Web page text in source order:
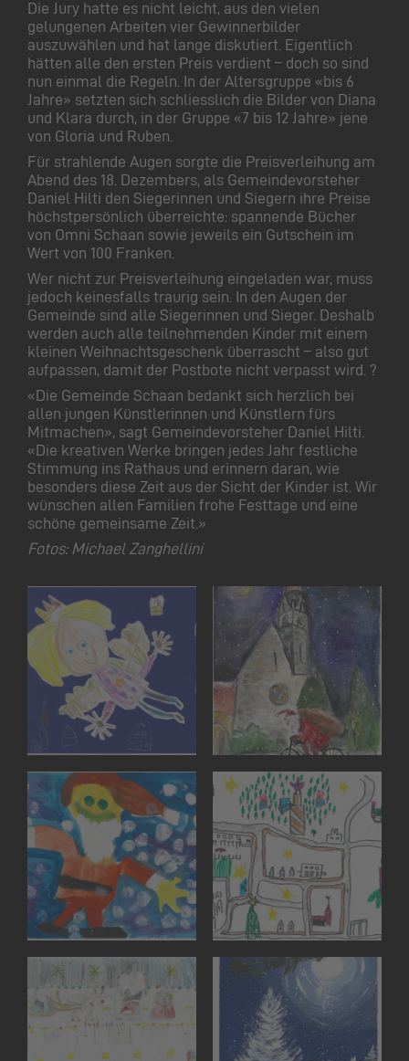
Die Jury hatte es nicht leicht, aus den vielen
gelungenen Arbeiten vier Gewinnerbilder
auszuwählen und hat lange diskutiert. Eigentlich
hätten alle den ersten Preis verdient – doch so sind
nun einmal die Regeln. In der Altersgruppe «bis 6
Jahre» setzten sich schliesslich die Bilder von Diana
und Klara durch, in der Gruppe «7 bis 12 Jahre» jene
von Gloria und Ruben.
Für strahlende Augen sorgte die Preisverleihung am
Abend des 18. Dezembers, als Gemeindevorsteher
Daniel Hilti den Siegerinnen und Siegern ihre Preise
höchstpersönlich überreichte: spannende Bücher
von Omni Schaan sowie jeweils ein Gutschein im
Wert von 100 Franken.
Wer nicht zur Preisverleihung eingeladen war, muss
jedoch keinesfalls traurig sein. In den Augen der
Gemeinde sind alle Siegerinnen und Sieger. Deshalb
werden auch alle teilnehmenden Kinder mit einem
kleinen Weihnachtsgeschenk überrascht – also gut
aufpassen, damit der Postbote nicht verpasst wird. ?
«Die Gemeinde Schaan bedankt sich herzlich bei
allen jungen Künstlerinnen und Künstlern fürs
Mitmachen», sagt Gemeindevorsteher Daniel Hilti.
«Die kreativen Werke bringen jedes Jahr festliche
Stimmung ins Rathaus und erinnern daran, wie
besonders diese Zeit aus der Sicht der Kinder ist. Wir
wünschen allen Familien frohe Festtage und eine
schöne gemeinsame Zeit.»
Fotos: Michael Zanghellini